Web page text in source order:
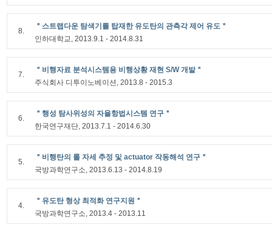
8.
＂스트랩다운 탐색기를 탑재한 유도탄의 관측각 제어 유도＂
인하대학교, 2013.9.1 - 2014.8.31
7.
＂비행자료 분석시스템용 비행상황 재현 S/W 개발＂
주식회사 디투이노베이션, 2013.8 - 2015.3
6.
＂행성 탐사위성의 자율항법시스템 연구＂
한국연구재단, 2013.7.1 - 2014.6.30
5.
＂비행탄의 롤 자세 추정 및 actuator 작동해석 연구＂
국방과학연구소, 2013.6.13 - 2014.8.19
4.
＂유도탄 형상 최적화 연구지원＂
국방과학연구소, 2013.4 - 2013.11